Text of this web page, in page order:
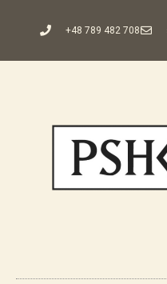
+48 789 482 708